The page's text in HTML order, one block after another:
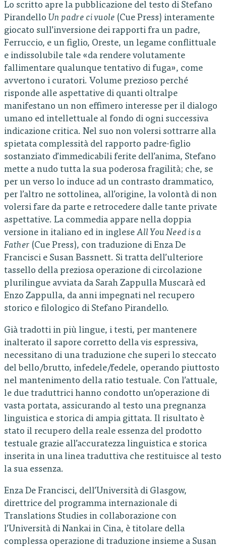
Lo scritto apre la pubblicazione del testo di Stefano
Pirandello Un padre ci vuole (Cue Press) interamente
giocato sull’inversione dei rapporti fra un padre,
Ferruccio, e un figlio, Oreste, un legame conflittuale
e indissolubile tale «da rendere volutamente
fallimentare qualunque tentativo di fuga», come
avvertono i curatori. Volume prezioso perché
risponde alle aspettative di quanti oltralpe
manifestano un non effimero interesse per il dialogo
umano ed intellettuale al fondo di ogni successiva
indicazione critica. Nel suo non volersi sottrarre alla
spietata complessità del rapporto padre-figlio
sostanziato d’immedicabili ferite dell’anima, Stefano
mette a nudo tutta la sua poderosa fragilità; che, se
per un verso lo induce ad un contrasto drammatico,
per l’altro ne sottolinea, all’origine, la volontà di non
volersi fare da parte e retrocedere dalle tante private
aspettative. La commedia appare nella doppia
versione in italiano ed in inglese All You Need is a
Father (Cue Press), con traduzione di Enza De
Francisci e Susan Bassnett. Si tratta dell’ulteriore
tassello della preziosa operazione di circolazione
plurilingue avviata da Sarah Zappulla Muscarà ed
Enzo Zappulla, da anni impegnati nel recupero
storico e filologico di Stefano Pirandello.
Già tradotti in più lingue, i testi, per mantenere
inalterato il sapore corretto della vis espressiva,
necessitano di una traduzione che superi lo steccato
del bello/brutto, infedele/fedele, operando piuttosto
nel mantenimento della ratio testuale. Con l’attuale,
le due traduttrici hanno condotto un’operazione di
vasta portata, assicurando al testo una pregnanza
linguistica e storica di ampia gittata. Il risultato è
stato il recupero della reale essenza del prodotto
testuale grazie all’accuratezza linguistica e storica
inserita in una linea traduttiva che restituisce al testo
la sua essenza.
Enza De Francisci, dell’Università di Glasgow,
direttrice del programma internazionale di
Translations Studies in collaborazione con
l’Università di Nankai in Cina, è titolare della
complessa operazione di traduzione insieme a Susan